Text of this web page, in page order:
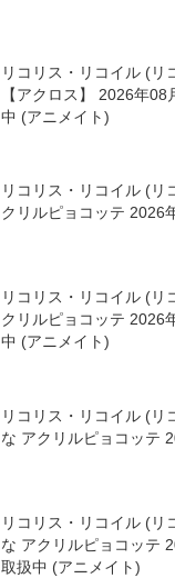
リコリス・リコイル (リ
【アクロス】 2026年
中 (アニメイト)
リコリス・リコイル (リ
クリルピョコッテ 2026
リコリス・リコイル (リ
クリルピョコッテ 2026
中 (アニメイト)
リコリス・リコイル (リ
な アクリルピョコッテ
リコリス・リコイル (リ
な アクリルピョコッテ
取扱中 (アニメイト)